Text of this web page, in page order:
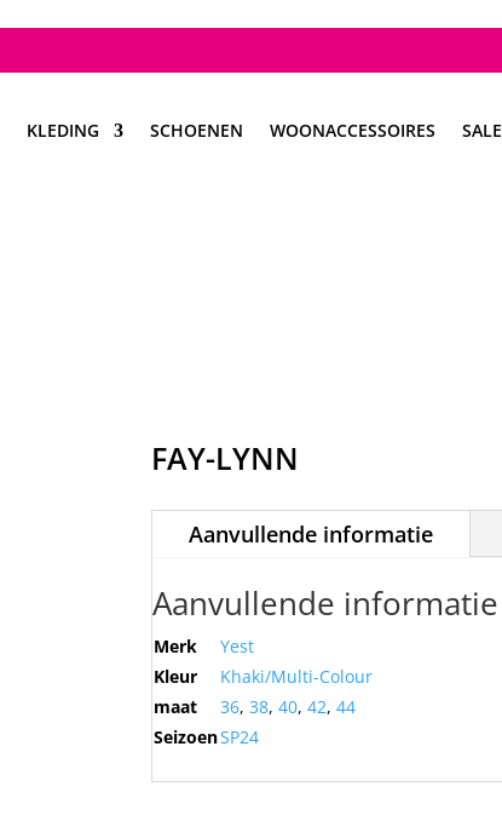
KLEDING SCHOENEN WOONACCESSOIRES SALE
FAY-LYNN
Aanvullende informatie
Aanvullende informatie
Merk
Yest
Kleur
Khaki/Multi-Colour
maat
36,38,40,42,44
SeizoenSP24